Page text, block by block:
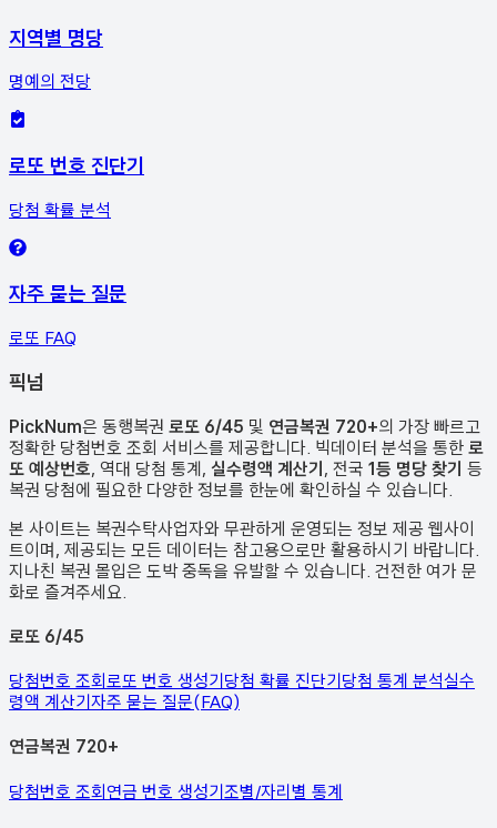
지역별 명당
명예의 전당
로또 번호 진단기
당첨 확률 분석
자주 묻는 질문
로또 FAQ
픽넘
PickNum은 동행복권 로또 6/45 및 연금복권 720+의 가장 빠르고
정확한 당첨번호 조회 서비스를 제공합니다. 빅데이터 분석을 통한 로
또 예상번호, 역대 당첨 통계, 실수령액 계산기, 전국 1등 명당 찾기 등
복권 당첨에 필요한 다양한 정보를 한눈에 확인하실 수 있습니다.
본 사이트는 복권수탁사업자와 무관하게 운영되는 정보 제공 웹사이
트이며, 제공되는 모든 데이터는 참고용으로만 활용하시기 바랍니다.
지나친 복권 몰입은 도박 중독을 유발할 수 있습니다. 건전한 여가 문
화로 즐겨주세요.
로또 6/45
당첨번호 조회로또 번호 생성기당첨 확률 진단기당첨 통계 분석실수
령액 계산기자주 묻는 질문(FAQ)
연금복권 720+
당첨번호 조회연금 번호 생성기조별/자리별 통계